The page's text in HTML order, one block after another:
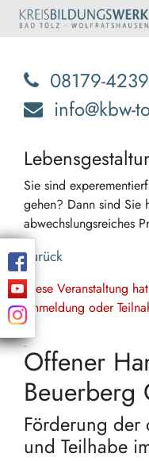
08179-
info@kbw-
Sie sind
gehen? Dann sind
abwechslungsreiches
Zurück
Diese Veranstaltung
Anmeldung oder
Offener
Beuerberg
Förderung der
und Teilhabe